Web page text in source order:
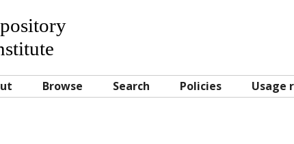
Browse Search Policies Usage